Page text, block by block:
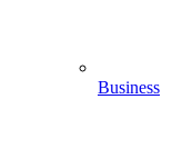
Business